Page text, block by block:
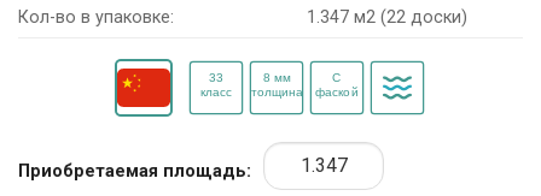
Кол-во в упаковке:
1.347 м2 (22 доски)
Приобретаемая площадь: